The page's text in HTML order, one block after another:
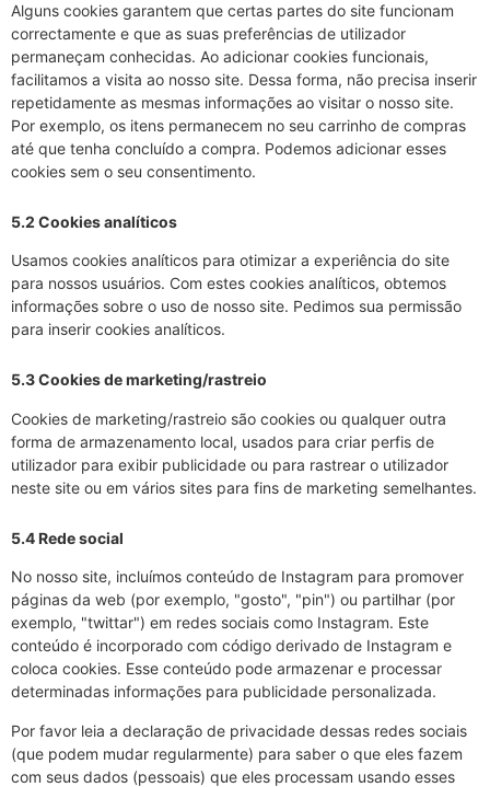
Alguns cookies garantem que certas partes do site funcionam
correctamente e que as suas preferências de utilizador
permaneçam conhecidas. Ao adicionar cookies funcionais,
facilitamos a visita ao nosso site. Dessa forma, não precisa inserir
repetidamente as mesmas informações ao visitar o nosso site.
Por exemplo, os itens permanecem no seu carrinho de compras
até que tenha concluído a compra. Podemos adicionar esses
cookies sem o seu consentimento.
5.2 Cookies analíticos
Usamos cookies analíticos para otimizar a experiência do site
para nossos usuários. Com estes cookies analíticos, obtemos
informações sobre o uso de nosso site. Pedimos sua permissão
para inserir cookies analíticos.
5.3 Cookies de marketing/rastreio
Cookies de marketing/rastreio são cookies ou qualquer outra
forma de armazenamento local, usados para criar perfis de
utilizador para exibir publicidade ou para rastrear o utilizador
neste site ou em vários sites para fins de marketing semelhantes.
5.4 Rede social
No nosso site, incluímos conteúdo de Instagram para promover
páginas da web (por exemplo, "gosto", "pin") ou partilhar (por
exemplo, "twittar") em redes sociais como Instagram. Este
conteúdo é incorporado com código derivado de Instagram e
coloca cookies. Esse conteúdo pode armazenar e processar
determinadas informações para publicidade personalizada.
Por favor leia a declaração de privacidade dessas redes sociais
(que podem mudar regularmente) para saber o que eles fazem
com seus dados (pessoais) que eles processam usando esses